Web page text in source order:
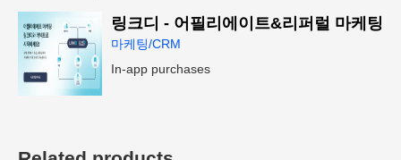
링크디 - 어필리에이트&리퍼럴 마케팅
마케팅/CRM
In-app purchases